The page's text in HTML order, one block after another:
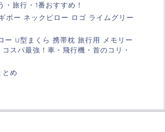
旅行・1番おすすめ！
ー ネックピロー ロゴ ライムグリー
U型まくら 携帯枕 旅行用 メモリー
スパ最強！車・飛行機・首のコリ・
とめ